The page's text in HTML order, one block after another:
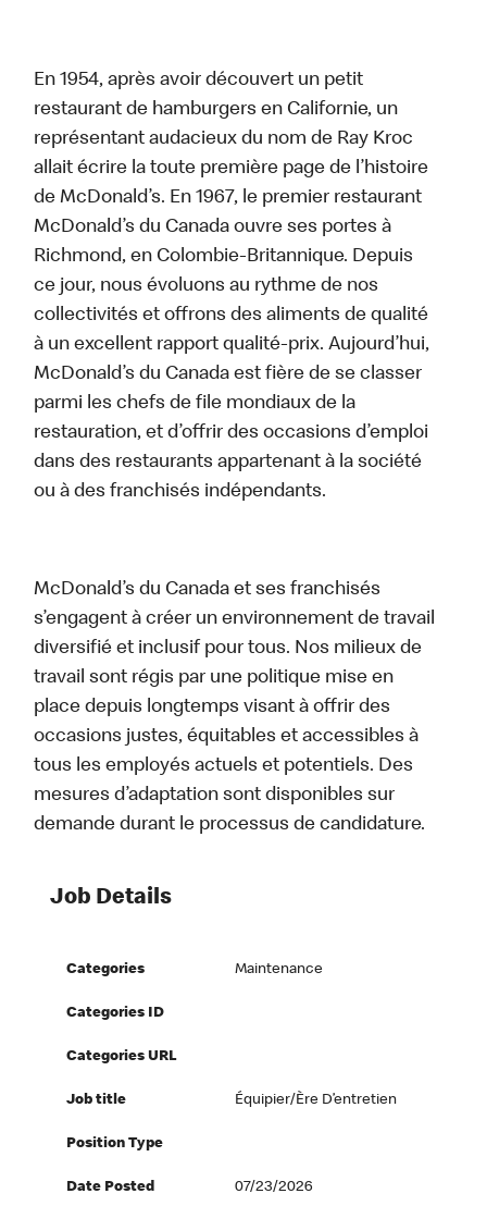
En 1954, après avoir découvert un petit
restaurant de hamburgers en Californie, un
représentant audacieux du nom de Ray Kroc
allait écrire la toute première page de l’histoire
de McDonald’s. En 1967, le premier restaurant
McDonald’s du Canada ouvre ses portes à
Richmond, en Colombie-Britannique. Depuis
ce jour, nous évoluons au rythme de nos
collectivités et offrons des aliments de qualité
à un excellent rapport qualité-prix. Aujourd’hui,
McDonald’s du Canada est fière de se classer
parmi les chefs de file mondiaux de la
restauration, et d’offrir des occasions d’emploi
dans des restaurants appartenant à la société
ou à des franchisés indépendants.
McDonald’s du Canada et ses franchisés
s’engagent à créer un environnement de travail
diversifié et inclusif pour tous. Nos milieux de
travail sont régis par une politique mise en
place depuis longtemps visant à offrir des
occasions justes, équitables et accessibles à
tous les employés actuels et potentiels. Des
mesures d’adaptation sont disponibles sur
demande durant le processus de candidature.
Job Details
Categories Maintenance
Categories ID
Categories URL
Job title Équipier/ère D’entretien
Position Type
Date Posted 07/23/2026